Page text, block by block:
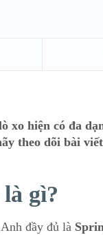
xo hiện có đa
theo dõi bài
gì?
đầy đủ là